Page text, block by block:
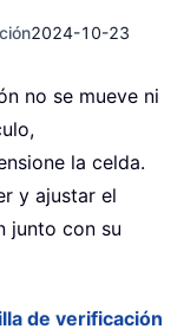
2024-10-23
no se mueve ni
la celda.
y ajustar el
junto con su
de verificación